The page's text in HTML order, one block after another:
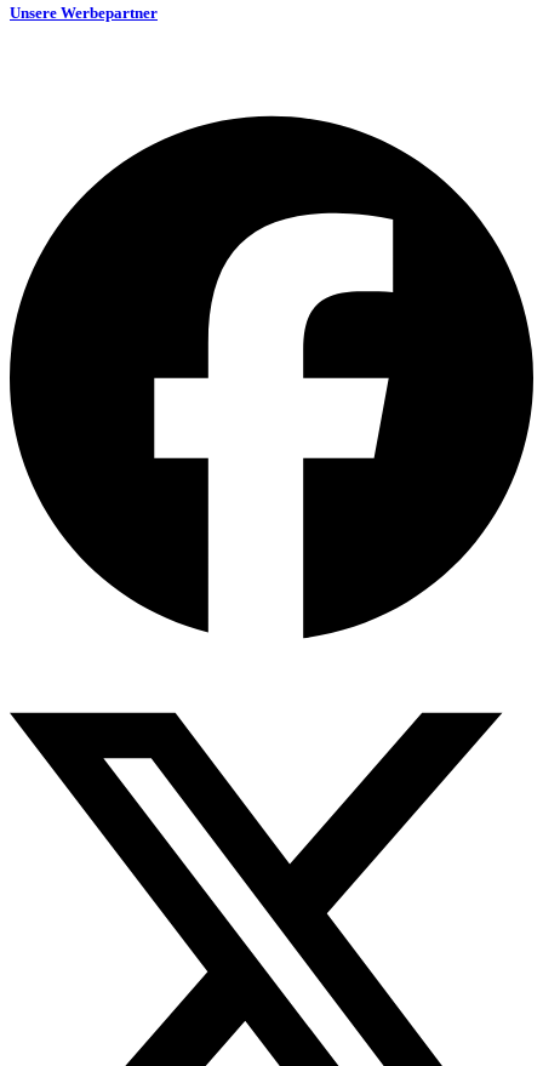
Unsere Werbepartner